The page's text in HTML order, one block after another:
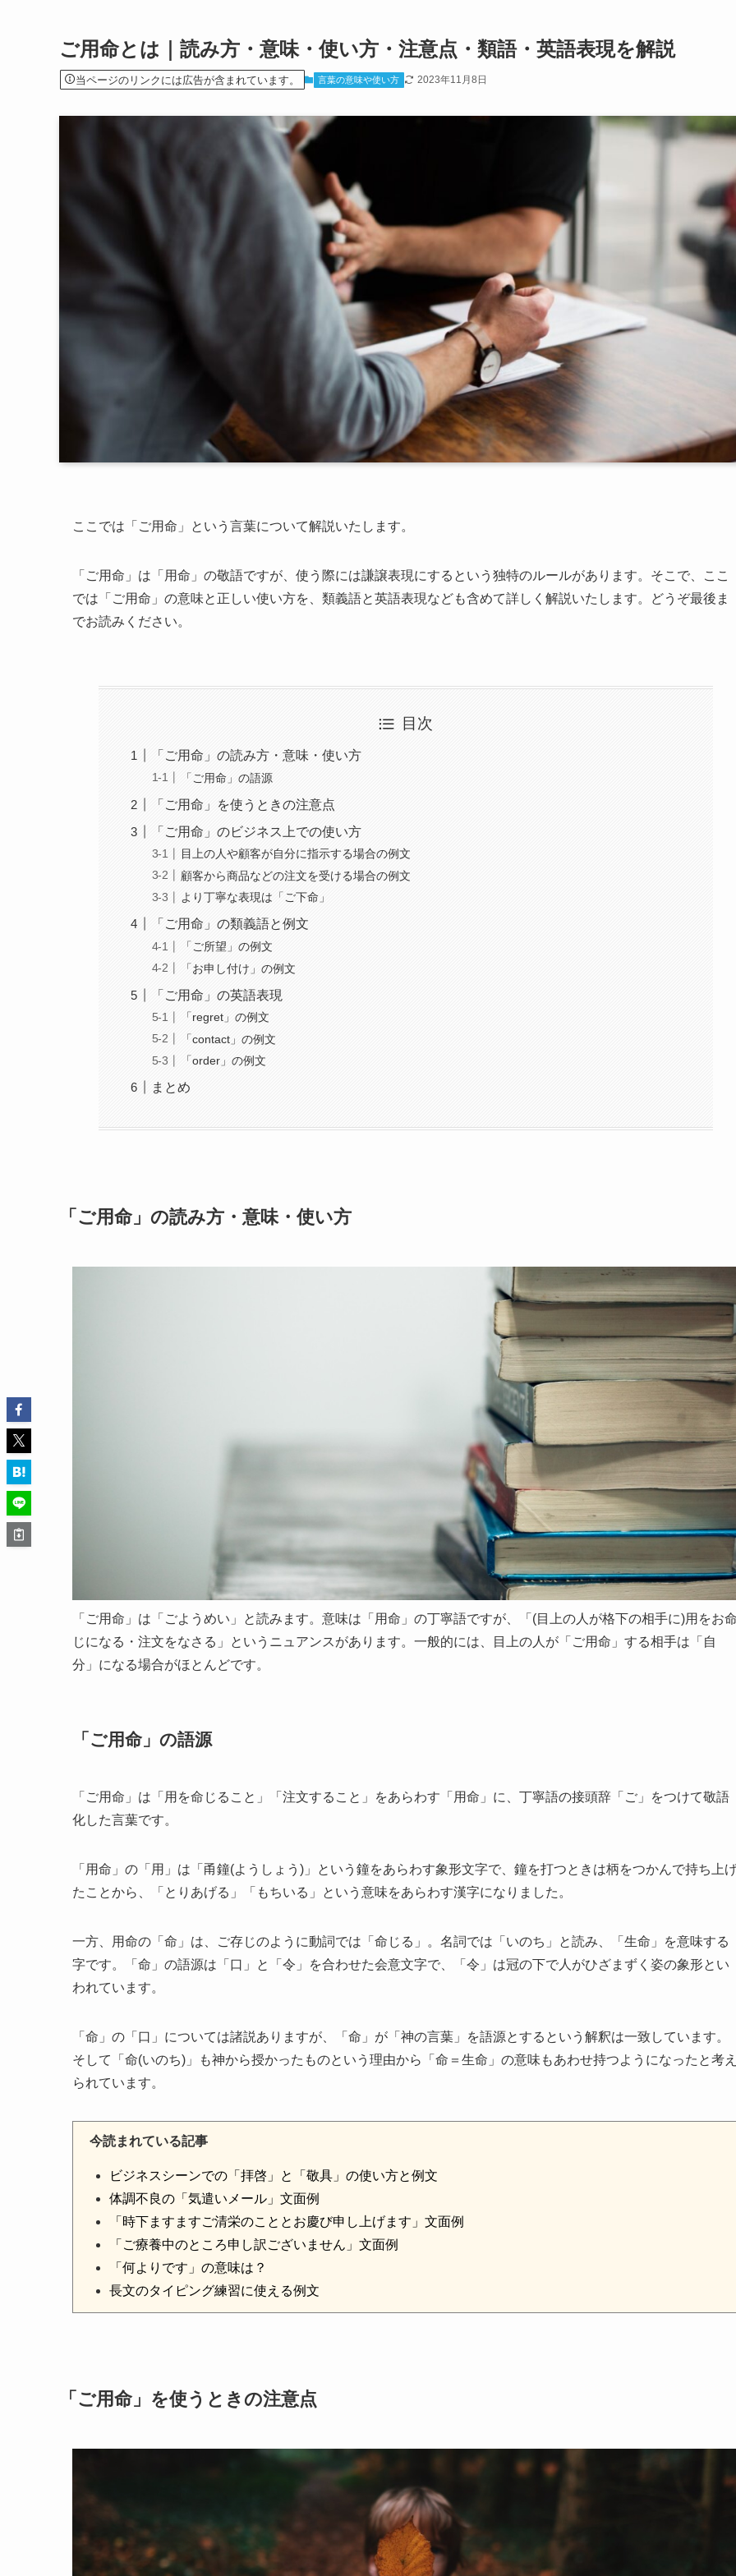
ご用命とは｜読み方・意味・使い方・注意点・類語・英語表現を解説
当ページのリンクには広告が含まれています。 言葉の意味や使い方 2023年11月8日
ここでは「ご用命」という言葉について解説いたします。
「ご用命」は「用命」の敬語ですが、使う際には謙譲表現にするという独特のルールがあります。そこで、ここ
では「ご用命」の意味と正しい使い方を、類義語と英語表現なども含めて詳しく解説いたします。どうぞ最後ま
でお読みください。
目次
「ご用命」の読み方・意味・使い方
「ご用命」の語源
「ご用命」を使うときの注意点
「ご用命」のビジネス上での使い方
目上の人や顧客が自分に指示する場合の例文
顧客から商品などの注文を受ける場合の例文
より丁寧な表現は「ご下命」
「ご用命」の類義語と例文
「ご所望」の例文
「お申し付け」の例文
「ご用命」の英語表現
「regret」の例文
「contact」の例文
「order」の例文
まとめ
「ご用命」の読み方・意味・使い方
「ご用命」は「ごようめい」と読みます。意味は「用命」の丁寧語ですが、「(目上の人が格下の相手に)用をお
じになる・注文をなさる」というニュアンスがあります。一般的には、目上の人が「ご用命」する相手は「自
分」になる場合がほとんどです。
「ご用命」の語源
「ご用命」は「用を命じること」「注文すること」をあらわす「用命」に、丁寧語の接頭辞「ご」をつけて敬語
化した言葉です。
「用命」の「用」は「甬鐘(ようしょう)」という鐘をあらわす象形文字で、鐘を打つときは柄をつかんで持ち上
たことから、「とりあげる」「もちいる」という意味をあらわす漢字になりました。
一方、用命の「命」は、ご存じのように動詞では「命じる」。名詞では「いのち」と読み、「生命」を意味する
字です。「命」の語源は「口」と「令」を合わせた会意文字で、「令」は冠の下で人がひざまずく姿の象形とい
われています。
「命」の「口」については諸説ありますが、「命」が「神の言葉」を語源とするという解釈は一致しています。
そして「命(いのち)」も神から授かったものという理由から「命＝生命」の意味もあわせ持つようになったと考
られています。
今読まれている記事
ビジネスシーンでの「拝啓」と「敬具」の使い方と例文
体調不良の「気遣いメール」文面例
「時下ますますご清栄のこととお慶び申し上げます」文面例
「ご療養中のところ申し訳ございません」文面例
「何よりです」の意味は？
長文のタイピング練習に使える例文
「ご用命」を使うときの注意点